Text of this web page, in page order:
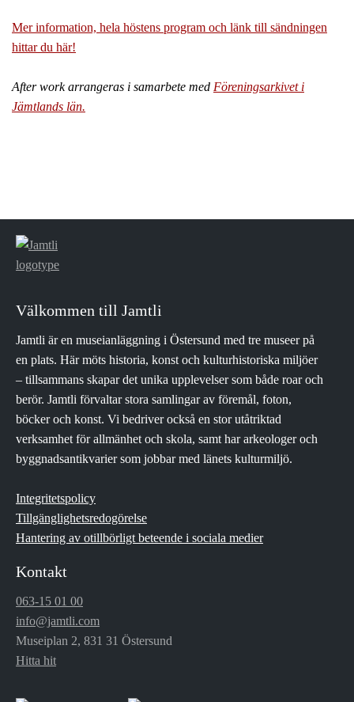
Mer information, hela höstens program och länk till sändningen
hittar du här!
After work arrangeras i samarbete med Föreningsarkivet i
Jämtlands län.
Välkommen till Jamtli
Jamtli är en museianläggning i Östersund med tre museer på
en plats. Här möts historia, konst och kulturhistoriska miljöer
– tillsammans skapar det unika upplevelser som både roar och
berör. Jamtli förvaltar stora samlingar av föremål, foton,
böcker och konst. Vi bedriver också en stor utåtriktad
verksamhet för allmänhet och skola, samt har arkeologer och
byggnadsantikvarier som jobbar med länets kulturmiljö.
Integritetspolicy
Tillgänglighetsredogörelse
Hantering av otillbörligt beteende i sociala medier
Kontakt
063-15 01 00
info@jamtli.com
Museiplan 2, 831 31 Östersund
Hitta hit